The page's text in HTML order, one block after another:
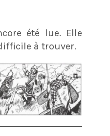
été lue. Elle
à trouver.